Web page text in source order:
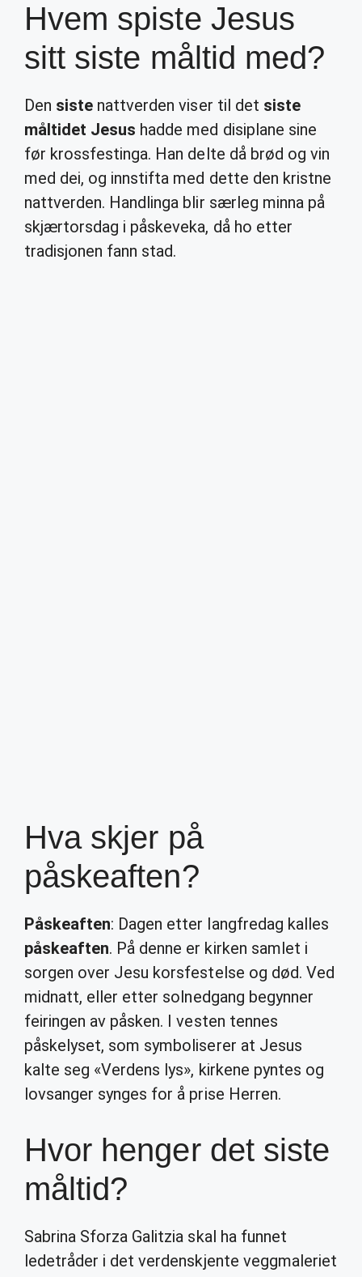
Hvem spiste Jesus
sitt siste måltid med?
Den siste nattverden viser til det siste
måltidet Jesus hadde med disiplane sine
før krossfestinga. Han delte då brød og vin
med dei, og innstifta med dette den kristne
nattverden. Handlinga blir særleg minna på
skjærtorsdag i påskeveka, då ho etter
tradisjonen fann stad.
Hva skjer på
påskeaften?
Påskeaften: Dagen etter langfredag kalles
påskeaften. På denne er kirken samlet i
sorgen over Jesu korsfestelse og død. Ved
midnatt, eller etter solnedgang begynner
feiringen av påsken. I vesten tennes
påskelyset, som symboliserer at Jesus
kalte seg «Verdens lys», kirkene pyntes og
lovsanger synges for å prise Herren.
Hvor henger det siste
måltid?
Sabrina Sforza Galitzia skal ha funnet
ledetråder i det verdenskjente veggmaleriet